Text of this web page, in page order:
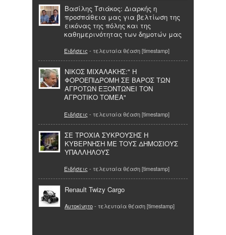
Βασίλης Τσιάκος: Διαρκής η
προσπάθεια μας για βελτίωση της
εικόνας της πόλης και της
καθημερινότητας των δημοτών μας
Ειδήσεις - τελευταία θέαση [timestamp]
ΝΙΚΟΣ ΜΙΧΑΛΑΚΗΣ:" Η
ΦΟΡΟΕΠΙΔΡΟΜΗ ΣΕ ΒΑΡΟΣ ΤΩΝ
ΑΓΡΟΤΩΝ ΕΞΟΝΤΩΝΕΙ ΤΟΝ
ΑΓΡΟΤΙΚΟ ΤΟΜΕΑ"
Ειδήσεις - τελευταία θέαση [timestamp]
ΣΕ ΤΡΟΧΙΑ ΣΥΚΡΟΥΣΗΣ Η
ΚΥΒΕΡΝΗΣΗ ΜΕ ΤΟΥΣ ΔΗΜΟΣΙΟΥΣ
ΥΠΑΛΛΗΛΟΥΣ
Ειδήσεις - τελευταία θέαση [timestamp]
Renault Twizy Cargo
Αυτοκίνητο- τελευταία θέαση [timestamp]